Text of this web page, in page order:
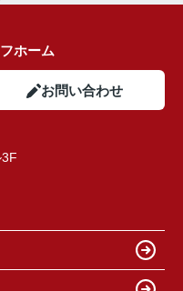
ホーム
お問い合わせ